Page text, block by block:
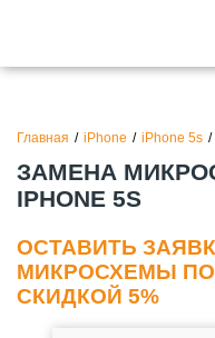
Главная / iPhone / iPhone 5s /
ЗАМЕНА
IPHONE 5S
ОСТАВИТЬ
МИКРОСХЕМЫ
СКИДКОЙ 5%